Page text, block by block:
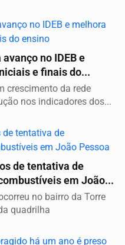
no IDEB e
e finais do...
crescimento da rede
nos indicadores dos...
de tentativa de
em João...
no bairro da Torre
quadrilha